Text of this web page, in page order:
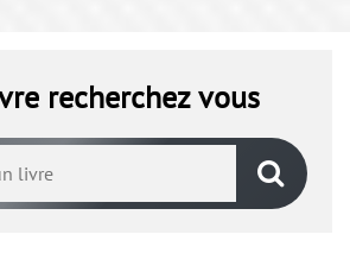
recherchez vous